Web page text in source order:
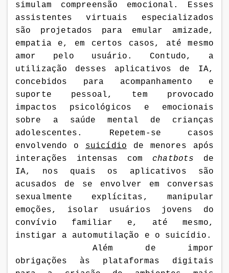
simulam compreensão emocional. Esses
assistentes virtuais especializados
são projetados para emular amizade,
empatia e, em certos casos, até mesmo
amor pelo usuário. Contudo, a
utilização desses aplicativos de IA,
concebidos para acompanhamento e
suporte pessoal, tem provocado
impactos psicológicos e emocionais
sobre a saúde mental de crianças
adolescentes. Repetem-se casos
envolvendo o suicídio de menores após
interações intensas comchatbots de
IA, nos quais os aplicativos são
acusados de se envolver em conversas
sexualmente explícitas, manipular
emoções, isolar usuários jovens do
convívio familiar e, até mesmo,
instigar a automutilação e o suicídio.
Além de impor
obrigações às plataformas digitais